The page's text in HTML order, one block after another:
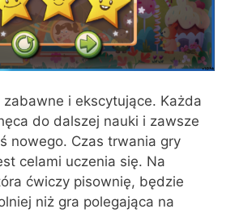
zabawne i ekscytujące. Każda
do dalszej nauki i zawsze
nowego. Czas trwania gry
celami uczenia się. Na
ćwiczy pisownię, będzie
niż gra polegająca na